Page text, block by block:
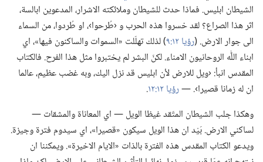
الشيطان ابليس.‏ فماذا حدث للشيطان وملائكته الاشرار،‏ المدعوين ابالسة،‏
اثر هذا الصراع؟‏ لقد خسروا هذه الحرب و ‹طُرحوا›،‏ او طُردوا،‏ من السماء
الى جوار الارض.‏ (‏رؤيا ١٢:‏٩
‏)‏ لذلك تهلّلت «السموات والساكنون فيها»،‏ اي
ابناء اللّٰه الروحانيون الامناء.‏ لكنّ البشر لم يختبروا مثل هذا الفرح.‏ فالكتاب
المقدس انبأ:‏ ‹ويل للارض لأن ابليس قد نزل اليك،‏ وبه غضب عظيم،‏ عالما
ان له زمانا قصيرا›.‏ —‏رؤيا ١٢:‏١٢
‏.‏
وهكذا جلب الشيطان المتّقد غيظا الويل —‏ اي المعاناة والمشقات —‏
لساكني الارض.‏ بَيْد ان هذا الويل سيكون «قصيرا»،‏ اي سيدوم فترة وجيزة.‏
ويدعو الكتاب المقدس هذه الفترة بالذات «الايام الاخيرة».‏ ويمكننا ان